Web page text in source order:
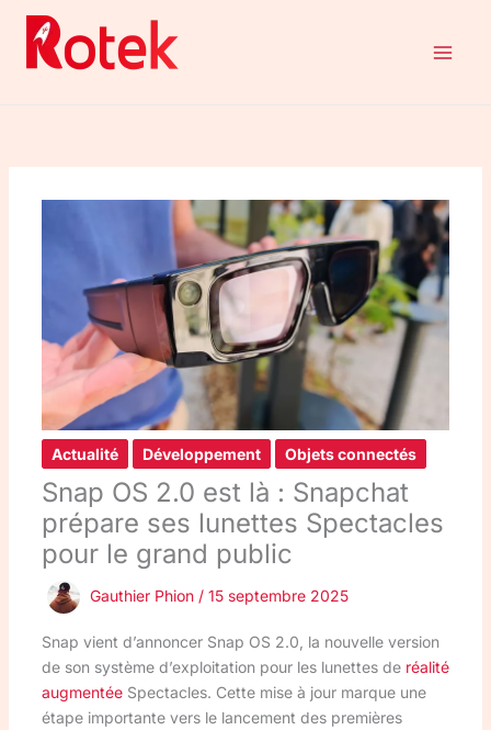
Aller
contenu
Actualité Développement Objets connectés
Snap OS 2.0 est là : Snapchat
prépare ses lunettes Spectacles
pour le grand public
Gauthier Phion / 15 septembre 2025
Snap vient d’annoncer Snap OS 2.0, la nouvelle version
de son système d’exploitation pour les lunettes de réalité
augmentéeSpectacles. Cette mise à jour marque une
étape importante vers le lancement des premières